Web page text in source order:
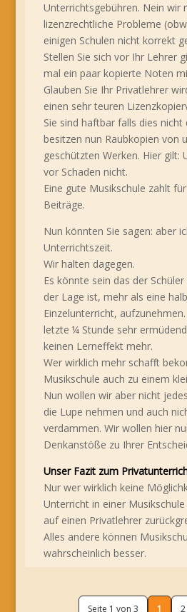
Unterrichtsgebühren. Nein wir
lizenzrechtliche Probleme
einigen Schulen nicht korrekt
Stellen Sie sich vor Ihr Lehrer
mal ein paar kopierte Noten
Glauben Sie Ihr Privatlehrer
einen sehr teuren
Sie sind haftbar falls dies nicht
besitzen nun Raubkopien von
geschützten Werken. Hier gilt:
vor Schaden nicht.
Eine gute Musikschule zahlt
Beiträge.
Nun könnten Sie sagen: aber
Unterrichtszeit.
Wir halten dagegen.
Es könnte sein das der
der Lage ist, mehr als eine
Einzelunterricht,
letzte ¼ Stunde sehr
keinen Lerneffekt mehr.
Wer wirklich mehr schafft
Musikschule auch zu einem
Nun wollen wir aber nicht
die Lupe nehmen und auch
verdammen. Wir wollen hier
Denkanstöße zu Ihrer
Unser Fazit zum
Nur wer wirklich keine
Unterricht in einer
auf einen Privatlehrer
Alles andere können
wahrscheinlich besser.
Seite 1 von 3 1 2